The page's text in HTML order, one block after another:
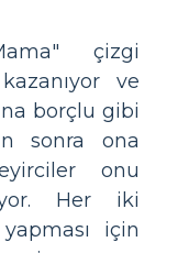
çizgi
ve
borçlu gibi
sonra ona
onu
Her iki
için